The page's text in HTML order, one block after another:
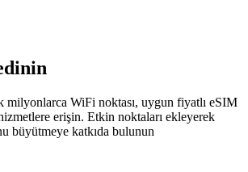
milyonlarca WiFi noktası, uygun fiyatlı eSIM
erişin. Etkin noktaları ekleyerek
büyütmeye katkıda bulunun